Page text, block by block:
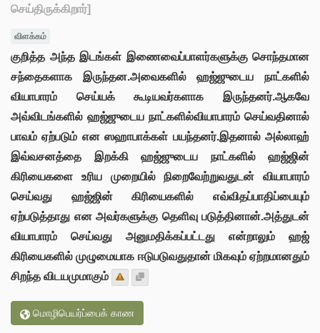
செய்திருக்கிறார்]
விளக்கம்
குறித்த அந்த இடங்கள் இணைவைப்பாளர்களுக்கு சொந்தமான
சந்தைகளாக இருந்தன.அவைகளில் ஹஜ்ஜுடைய நாட்களில்
வியாபாரம் செய்யக் கூடியவர்களாக இருந்தனர்.ஆகவே
அவ்விடங்களில் ஹஜ்ஜுடைய நாட்களில்வியாபாரம் செய்வதினால்
பாவம் ஏற்படும் என ஸஹாபாக்கள் பயந்தனர்.இதனால் அல்லாஹ்
இவ்வசனத்தை இறக்கி ஹஜ்ஜுடைய நாட்களில் ஹஜ்ஜின்
கிரியைகளை உரிய முறையில் நிறைவேற்றுவதுடன் வியாபாரம்
செய்வது ஹஜ்ஜின் கிரியைகளில் எவ்விதப்பாதிப்பையும்
ஏற்படுத்தாது என அவர்களுக்கு தெளிவு படுத்தினான்.அத்துடன்
வியாபாரம் செய்வது அனுமதிக்கப்பட்டது என்றாலும் ஹஜ்
கிரியைகளில் முழுமையாக ஈடுபடுவதுதான் மிகவும் ஏற்றமானதும்
சிறந்த விடயமுமாகும்
மொழிபெயர்ப்பைக் காண